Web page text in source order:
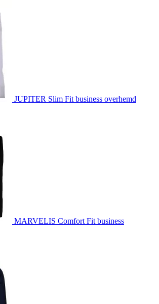
JUPITER Slim Fit business overhemd
MARVELIS Comfort Fit business